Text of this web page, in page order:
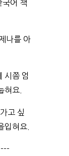
국어 책
나를 아
시쯤 엄
혀요.
고 싶
입혀요.